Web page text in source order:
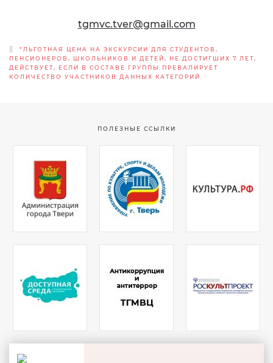
tgmvc.tver@gmail.com
*ЛЬГОТНАЯ ЦЕНА НА ЭКСКУРСИИ ДЛЯ СТУДЕНТОВ,
ПЕНСИОНЕРОВ, ШКОЛЬНИКОВ И ДЕТЕЙ, НЕ ДОСТИГШИХ 7 ЛЕТ,
ДЕЙСТВУЕТ, ЕСЛИ В СОСТАВЕ ГРУППЫ ПРЕВАЛИРУЕТ
КОЛИЧЕСТВО УЧАСТНИКОВ ДАННЫХ КАТЕГОРИЙ.
ПОЛЕЗНЫЕ ССЫЛКИ